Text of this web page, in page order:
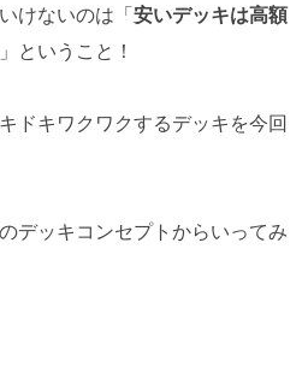
けないのは「安いデッキは高額
」ということ！
ドキワクワクするデッキを今回
デッキコンセプトからいってみ